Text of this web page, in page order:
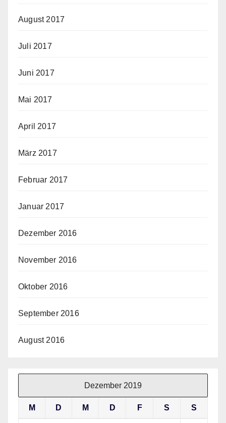
August 2017
Juli 2017
Juni 2017
Mai 2017
April 2017
März 2017
Februar 2017
Januar 2017
Dezember 2016
November 2016
Oktober 2016
September 2016
August 2016
Dezember 2019
M D M D F S S